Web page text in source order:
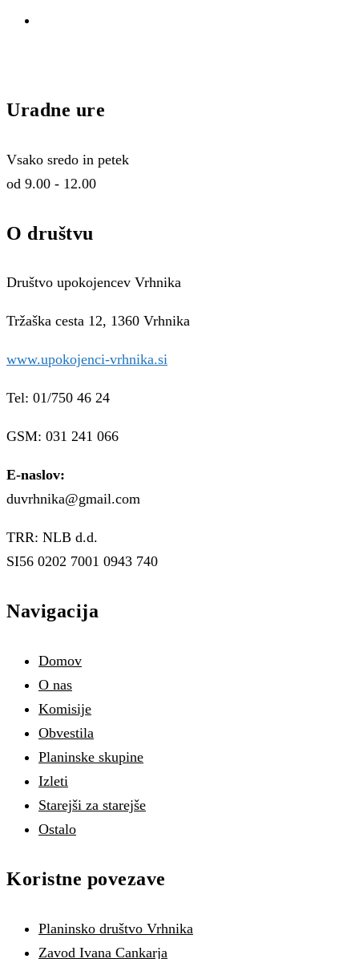
Uradne ure
Vsako sredo in petek
od 9.00 - 12.00
O društvu
Društvo upokojencev Vrhnika
Tržaška cesta 12, 1360 Vrhnika
www.upokojenci-vrhnika.si
Tel: 01/750 46 24
GSM: 031 241 066
E-naslov:
duvrhnika@gmail.com
TRR: NLB d.d.
SI56 0202 7001 0943 740
Navigacija
Domov
O nas
Komisije
Obvestila
Planinske skupine
Izleti
Starejši za starejše
Ostalo
Koristne povezave
Planinsko društvo Vrhnika
Zavod Ivana Cankarja